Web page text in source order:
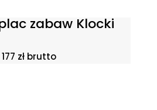
zabaw Klocki
złbrutto